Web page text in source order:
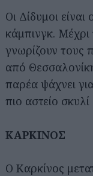
Οι Δίδυμοι
κάμπινγκ.
γνωρίζουν τους
από
παρέα ψάχνει
πιο αστείο
ΚΑΡΚΙΝΟΣ
Ο Καρκίνος